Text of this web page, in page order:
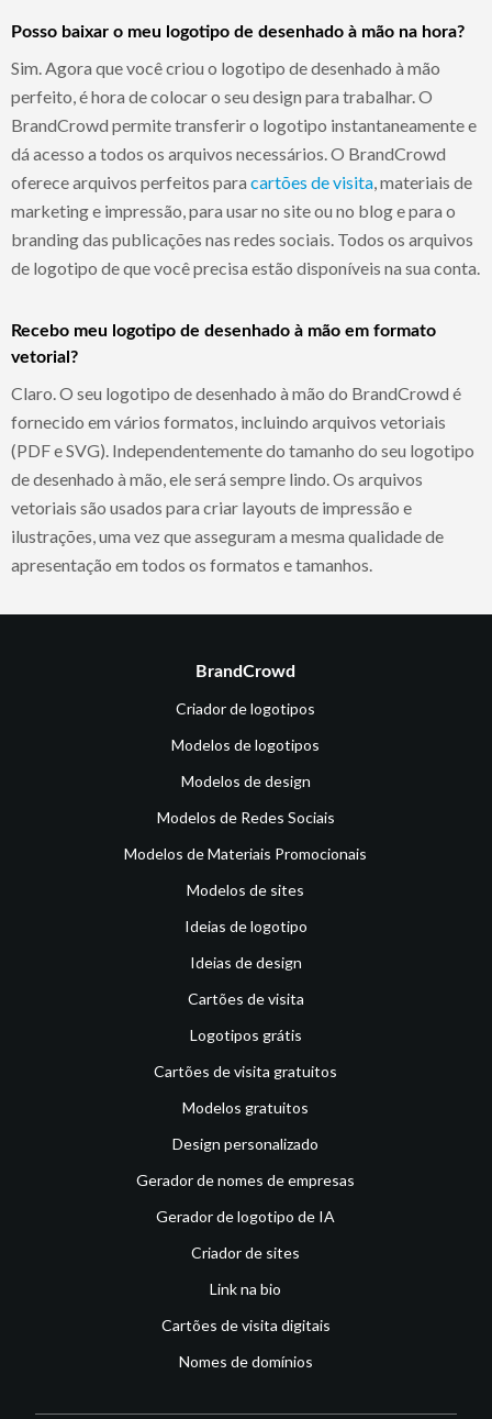
Posso baixar o meu logotipo de desenhado à mão na hora?
Sim. Agora que você criou o logotipo de desenhado à mão
perfeito, é hora de colocar o seu design para trabalhar. O
BrandCrowd permite transferir o logotipo instantaneamente e
dá acesso a todos os arquivos necessários. O BrandCrowd
oferece arquivos perfeitos para cartões de visita , materiais de
marketing e impressão, para usar no site ou no blog e para o
branding das publicações nas redes sociais. Todos os arquivos
de logotipo de que você precisa estão disponíveis na sua conta.
Recebo meu logotipo de desenhado à mão em formato
vetorial?
Claro. O seu logotipo de desenhado à mão do BrandCrowd é
fornecido em vários formatos, incluindo arquivos vetoriais
(PDF e SVG). Independentemente do tamanho do seu logotipo
de desenhado à mão, ele será sempre lindo. Os arquivos
vetoriais são usados para criar layouts de impressão e
ilustrações, uma vez que asseguram a mesma qualidade de
apresentação em todos os formatos e tamanhos.
BrandCrowd
Criador de logotipos
Modelos de logotipos
Modelos de design
Modelos de Redes Sociais
Modelos de Materiais Promocionais
Modelos de sites
Ideias de logotipo
Ideias de design
Cartões de visita
Logotipos grátis
Cartões de visita gratuitos
Modelos gratuitos
Design personalizado
Gerador de nomes de empresas
Gerador de logotipo de IA
Criador de sites
Link na bio
Cartões de visita digitais
Nomes de domínios